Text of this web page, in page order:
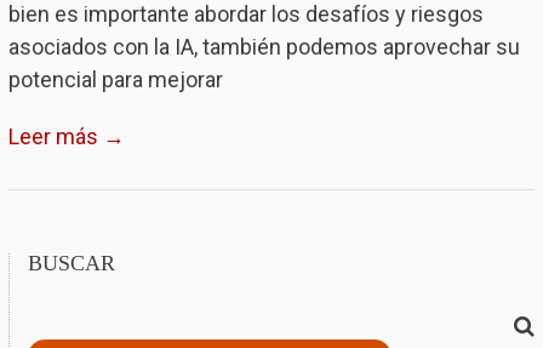
bien es importante abordar los desafíos y riesgos
asociados con la IA, también podemos aprovechar su
potencial para mejorar
Leer más →
BUSCAR